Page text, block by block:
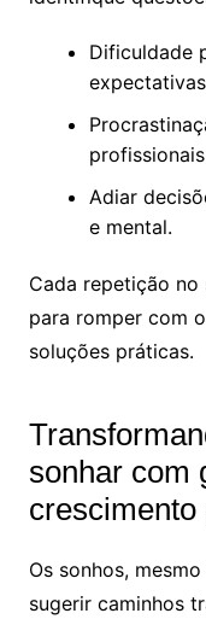
Dificuldade
Adiar
e mental.
Cada repetição
para romper com
soluções práticas.
sonhar com
crescimento
Os sonhos,
sugerir caminhos